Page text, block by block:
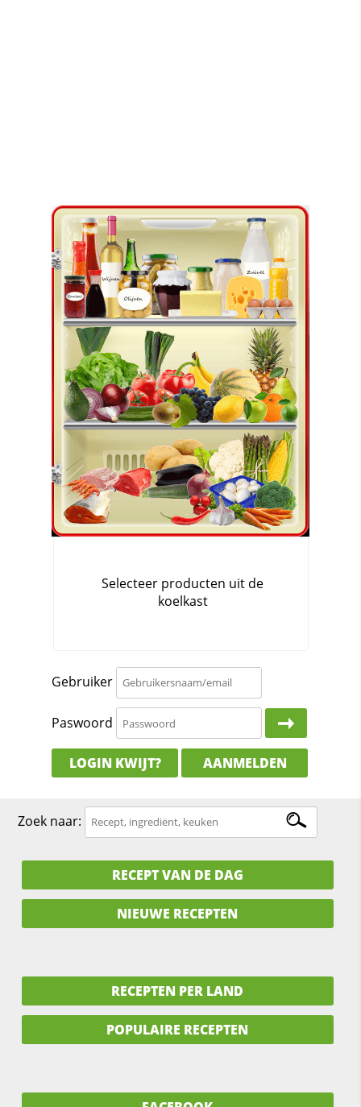
Gebruiker
Paswoord
LOGIN KWIJT? AANMELDEN
Zoek naar:
RECEPT VAN DE DAG
NIEUWE RECEPTEN
RECEPTEN PER LAND
POPULAIRE RECEPTEN